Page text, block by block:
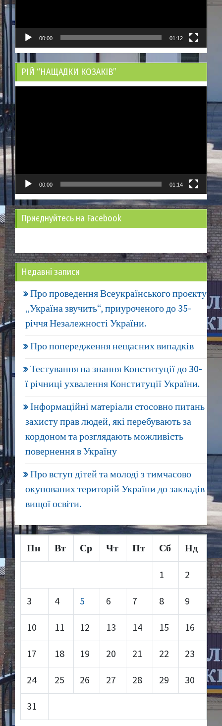
00:00 01:12
РІЙ “НАЩАДКИ КОЗАКІВ”
00:00 01:14
Приєднуйтесь на Facebook
Недавні записи
Про проведення Всеукраїнського проєкту
„Україна звучить“, приуроченого до 35-
річчя Незалежності України.
Про попередження нещасних випадків
Тестування на знання Конституції до 30-
ї річниці ухвалення Конституції України.
Інформаційні матеріали стосовно питань
захисту прав людей, які перебувають за
кордоном та розглядають можливість
повернення в Україну
Про вступ дітей та молоді з тимчасово
окупованих територій України до закладів
вищої освіти.
Пн Вт Ср Чт Пт Сб Нд
1 2
3 4 5 6 7 8 9
10 11 12 13 14 15 16
17 18 19 20 21 22 23
24 25 26 27 28 29 30
31